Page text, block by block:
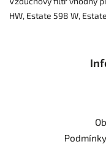
HW, Estate 598 W,